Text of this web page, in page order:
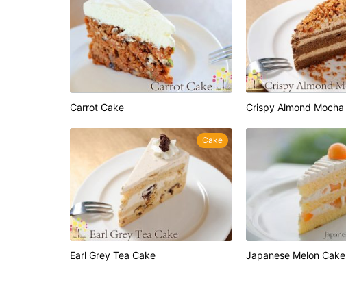
Carrot Cake Crispy Almond Mocha
Cake
Earl Grey Tea Cake Japanese Melon Cake